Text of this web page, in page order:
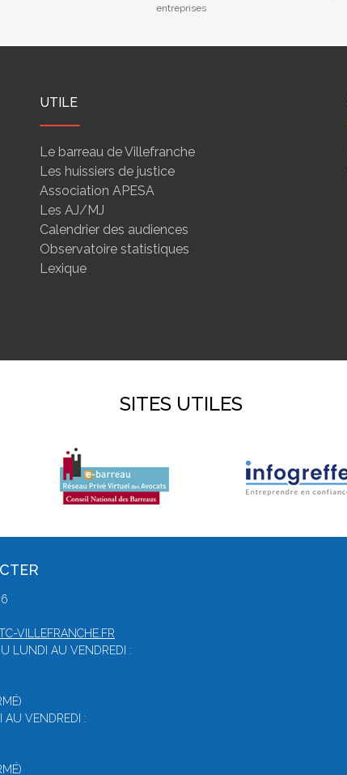
entreprises
UTILE
Le barreau de Villefranche
Les huissiers de justice
Association APESA
Les AJ/MJ
Calendrier des audiences
Observatoire statistiques
Lexique
SITES UTILES
VILLEFRANCHE.FR
LUNDI AU VENDREDI :
AU VENDREDI :